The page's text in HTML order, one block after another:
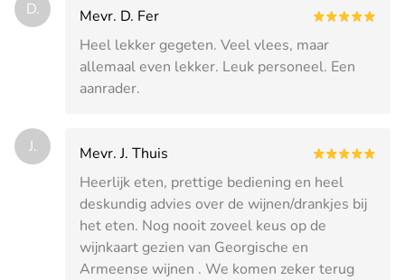
D.
Mevr. D. Fer
Heel lekker gegeten. Veel vlees, maar
allemaal even lekker. Leuk personeel. Een
aanrader.
J.
Mevr. J. Thuis
Heerlijk eten, prettige bediening en heel
deskundig advies over de wijnen/drankjes bij
het eten. Nog nooit zoveel keus op de
wijnkaart gezien van Georgische en
Armeense wijnen . We komen zeker terug